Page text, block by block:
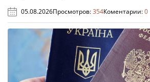
05.08.2026Просмотров:354Коментарии:0